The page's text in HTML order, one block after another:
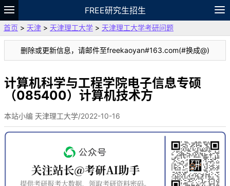
FREE研究生招生
题库
故事 专题 APP 笔记
论坛
VIP
资料
首页 > 天津 > 天津理工大学 > 天津理工大学考研问题
删除或更新信息，请邮件至freekaoyan#163.com(#换成@)
计算机科学与工程学院电子信息专硕
（085400）计算机技术方
本站小编 天津理工大学/2022-10-16